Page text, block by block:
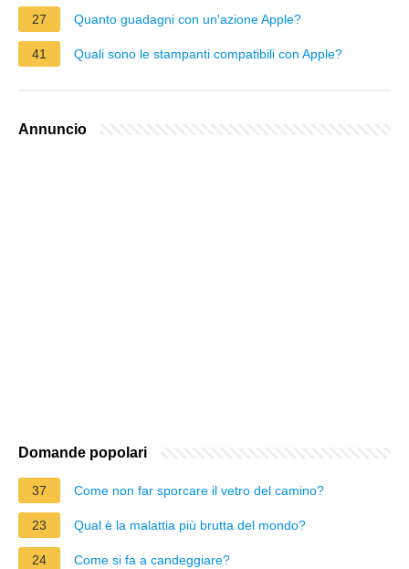
27 Quanto guadagni con un'azione Apple?
41 Quali sono le stampanti compatibili con Apple?
Annuncio
Domande popolari
37 Come non far sporcare il vetro del camino?
23 Qual è la malattia più brutta del mondo?
24 Come si fa a candeggiare?